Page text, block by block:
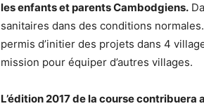
les enfants et parents Cambodgiens.
sanitaires dans des conditions
permis d’initier des projets dans 4
mission pour équiper d’autres villages.
L’édition 2017 de la course